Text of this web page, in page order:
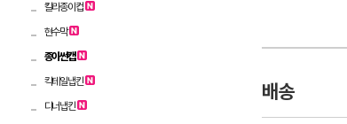
칼라종이컵
현수막
종이썬캡
칵테일냅킨
디너냅킨
배송